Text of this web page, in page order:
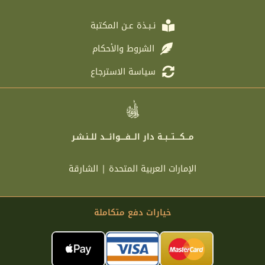
نـبـذة عـن المكتبة
الشروط والأحكام
سياسة الاسترجاع
مـــكــــتـــبــة دار الـــفــــوائـــد للــنـشـر
الإمارات العربية المتحدة | الشارقة
خيارات دفع متكاملة